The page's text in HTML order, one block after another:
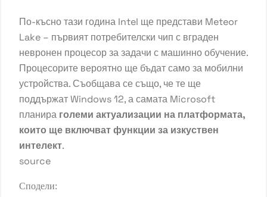
По-късно тази година Intel ще представи Meteor
Lake – първият потребителски чип с вграден
невронен процесор за задачи с машинно обучение.
Процесорите вероятно ще бъдат само за мобилни
устройства. Съобщава се също, че те ще
поддържатWindows 12, а самата Microsoft
планира големи актуализации на платформата,
които ще включват функции за изкуствен
интелект.
source
Сподели: